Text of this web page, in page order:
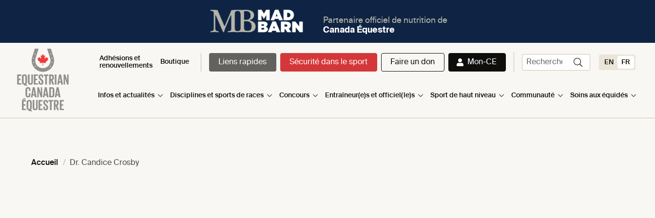
Partenaire officiel de nutrition de
Canada Équestre
Adhésions et
renouvellements
Boutique Liens rapides Sécurité dans le sport Faire un don Mon-CE EN FR
Infos et actualités Disciplines et sports de races Concours Entraîneur(e)s et officiel(le)s Sport de haut niveau Communauté Soins aux équidés
Accueil Dr. Candice Crosby